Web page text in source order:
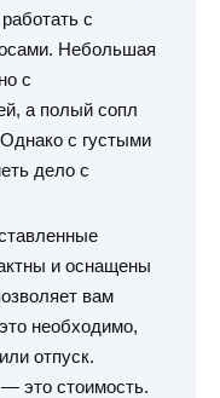
с
Небольшая
с
а полый сопл
с густыми
дело с
и оснащены
вам
необходимо,
отпуск.
это стоимость.